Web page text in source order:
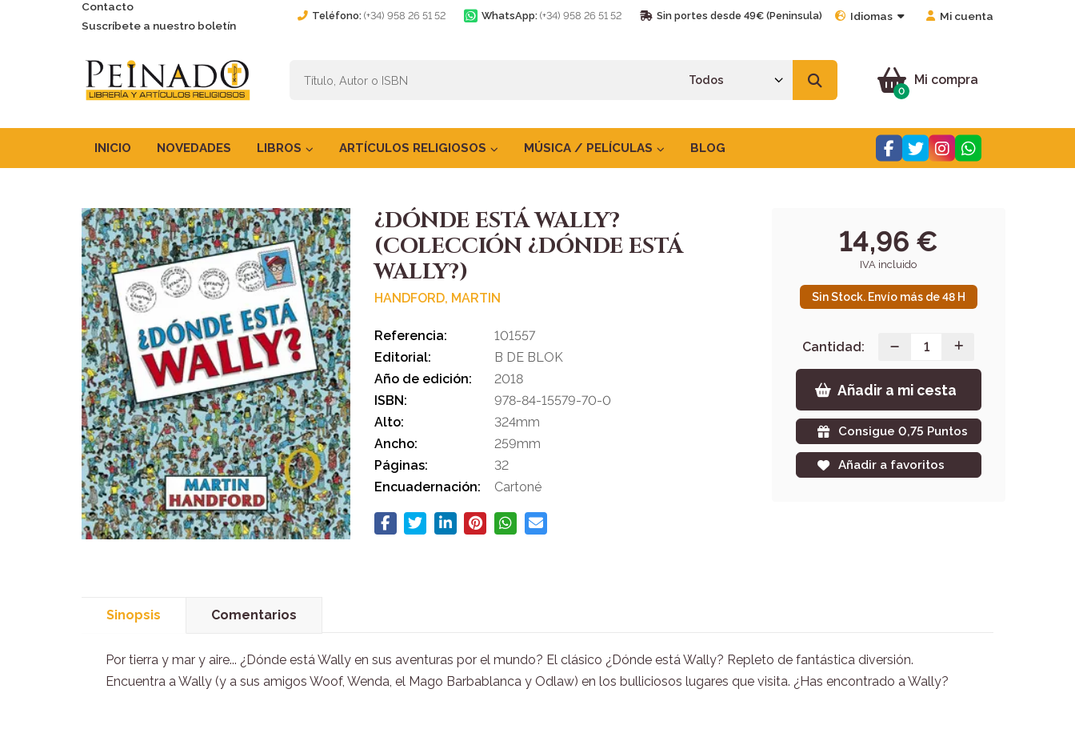
Contacto
Suscríbete a nuestro boletín
Teléfono: (+34) 958 26 51 52 WhatsApp: (+34) 958 26 51 52 Sin portes desde 49€ (Peninsula) Idiomas Mi cuenta
Mi compra
0
INICIO NOVEDADES LIBROS ARTÍCULOS RELIGIOSOS MÚSICA / PELÍCULAS BLOG
¿DÓNDE ESTÁ WALLY?
(COLECCIÓN ¿DÓNDE ESTÁ
WALLY?)
HANDFORD, MARTIN
Referencia:
101557
Editorial:
B DE BLOK
Año de edición:
2018
ISBN:
978-84-15579-70-0
Alto:
324mm
Ancho:
259mm
Páginas:
32
Encuadernación:
Cartoné
14,96 €
IVA incluido
Sin Stock. Envío más de 48 H
Cantidad:
Añadir a mi cesta
Consigue 0,75 Puntos
Añadir a favoritos
Sinopsis Comentarios
Por tierra y mar y aire... ¿Dónde está Wally en sus aventuras por el mundo? El clásico ¿Dónde está Wally? Repleto de fantástica diversión.
Encuentra a Wally (y a sus amigos Woof, Wenda, el Mago Barbablanca y Odlaw) en los bulliciosos lugares que visita. ¿Has encontrado a Wally?